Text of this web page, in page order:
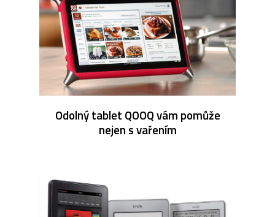
Odolný tablet QOOQ vám pomůže
nejen s vařením